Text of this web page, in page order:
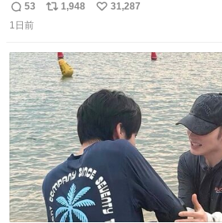
返
信
53
リ
ト
数
1,948
い
数
31,287
1日前